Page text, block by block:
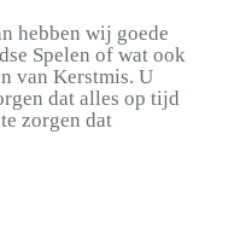
hebben wij goede
Spelen of wat ook
van Kerstmis. U
dat alles op tijd
zorgen dat